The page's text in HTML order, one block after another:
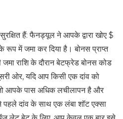
हैं: फैनड्यूल ने आपके द्वारा खोए $
में जमा कर दिया है। बोनस प्राप्त
राशि के दौरान बेटफ्रेड बोनस कोड
ओर, यदि आप किसी एक दांव को
आपके पास अधिक लचीलापन है और
दांव के साथ एक लंबा शॉट एक्सा